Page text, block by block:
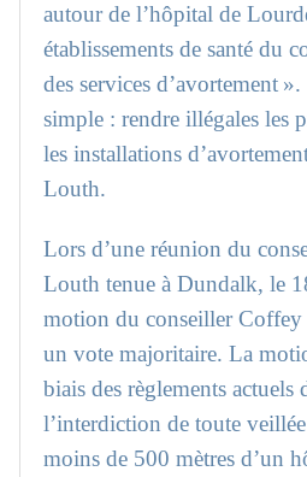
autour de l’hôpital de
établissements de santé du
des services d’avortement
simple : rendre illégales les
les installations
Louth.
Lors d’une réunion du
Louth tenue à Dundalk, le
motion du conseiller Coffey
un vote majoritaire. La
biais des règlements actuels
l’interdiction de toute
moins de 500 mètres d’un